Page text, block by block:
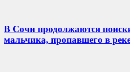
В Сочи продолжаются
мальчика, пропавшего в